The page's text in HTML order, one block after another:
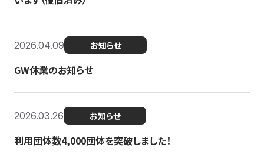
2026.04.09 お知らせ
GW休業のお知らせ
2026.03.26 お知らせ
利用団体数4,000団体を突破しました！